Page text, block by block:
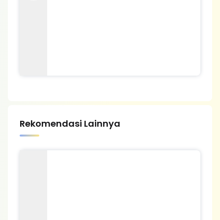
Rekomendasi Lainnya